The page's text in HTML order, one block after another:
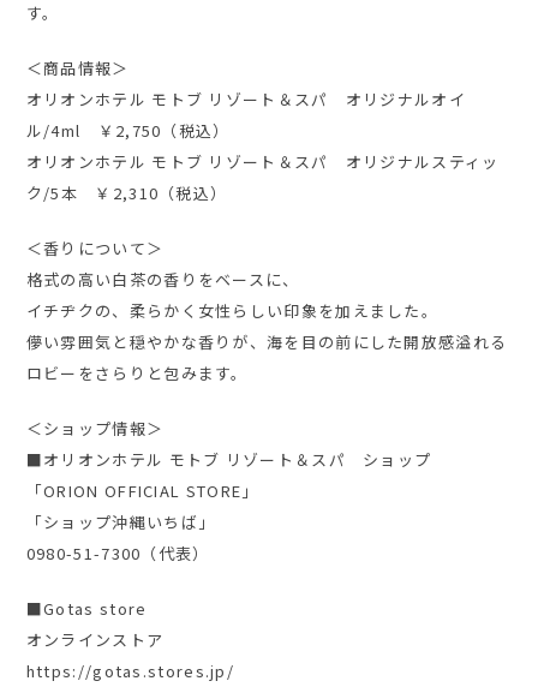
す。
＜商品情報＞
オリオンホテル モトブ リゾート＆スパ オリジナルオイ
ル/4ml ￥2,750（税込）
オリオンホテル モトブ リゾート＆スパ オリジナルスティッ
ク/5本 ￥2,310（税込）
＜香りについて＞
格式の高い白茶の香りをベースに、
イチヂクの、柔らかく女性らしい印象を加えました。
儚い雰囲気と穏やかな香りが、海を目の前にした開放感溢れる
ロビーをさらりと包みます。
＜ショップ情報＞
■オリオンホテル モトブ リゾート＆スパ ショップ
「ORION OFFICIAL STORE」
「ショップ沖縄いちば」
0980-51-7300（代表）
■Gotas store
オンラインストア
https://gotas.stores.jp/